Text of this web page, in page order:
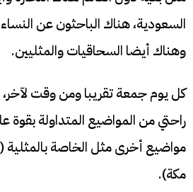
السعودية، هناك الباحثون عن
وهناك أيضا السحاقيات والمثليين.
كل يوم جمعة تقريبا ومن وقت
راحتي من المواضيع المتداولة بقوة
مواضيع أخرى مثل الخاصة
مكة).